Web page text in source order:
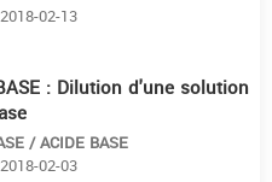
02-13
: Dilution d'une solution
/ ACIDE BASE
02-03